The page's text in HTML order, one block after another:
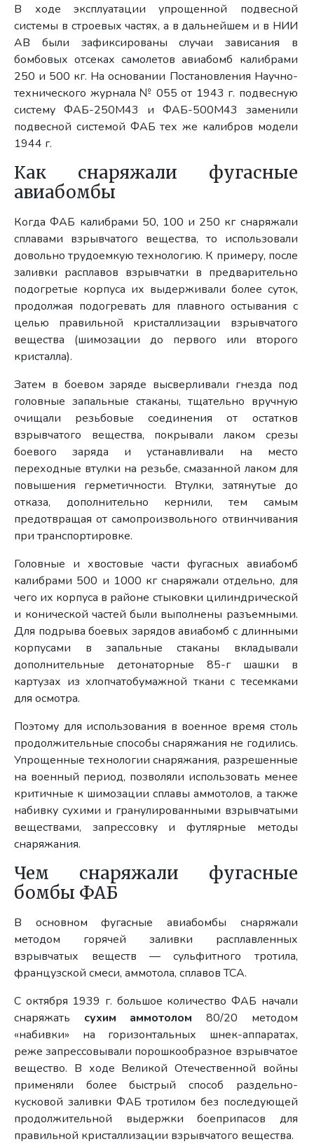
В ходе эксплуатации упрощенной подвесной
системы в строевых частях, а в дальнейшем и в НИИ
АВ были зафиксированы случаи зависания в
бомбовых отсеках самолетов авиабомб калибрами
250 и 500 кг. На основании Постановления Научно-
технического журнала № 055 от 1943 г. подвесную
систему ФАБ-250М43 и ФАБ-500М43 заменили
подвесной системой ФАБ тех же калибров модели
1944 г.
Как снаряжали фугасные
авиабомбы
Когда ФАБ калибрами 50, 100 и 250 кг снаряжали
сплавами взрывчатого вещества, то использовали
довольно трудоемкую технологию. К примеру, после
заливки расплавов взрывчатки в предварительно
подогретые корпуса их выдерживали более суток,
продолжая подогревать для плавного остывания с
целью правильной кристаллизации взрывчатого
вещества (шимозации до первого или второго
кристалла).
Затем в боевом заряде высверливали гнезда под
головные запальные стаканы, тщательно вручную
очищали резьбовые соединения от остатков
взрывчатого вещества, покрывали лаком срезы
боевого заряда и устанавливали на место
переходные втулки на резьбе, смазанной лаком для
повышения герметичности. Втулки, затянутые до
отказа, дополнительно кернили, тем самым
предотвращая от самопроизвольного отвинчивания
при транспортировке.
Головные и хвостовые части фугасных авиабомб
калибрами 500 и 1000 кг снаряжали отдельно, для
чего их корпуса в районе стыковки цилиндрической
и конической частей были выполнены разъемными.
Для подрыва боевых зарядов авиабомб с длинными
корпусами в запальные стаканы вкладывали
дополнительные детонаторные 85-г шашки в
картузах из хлопчатобумажной ткани с тесемками
для осмотра.
Поэтому для использования в военное время столь
продолжительные способы снаряжания не годились.
Упрощенные технологии снаряжания, разрешенные
на военный период, позволяли использовать менее
критичные к шимозации сплавы аммотолов, а также
набивку сухими и гранулированными взрывчатыми
веществами, запрессовку и футлярные методы
снаряжания.
Чем снаряжали фугасные
бомбы ФАБ
В основном фугасные авиабомбы снаряжали
методом горячей заливки расплавленных
взрывчатых веществ — сульфитного тротила,
французской смеси, аммотола, сплавов ТСА.
С октября 1939 г. большое количество ФАБ начали
снаряжать сухим аммотолом 80/20 методом
«набивки» на горизонтальных шнек-аппаратах,
реже запрессовывали порошкообразное взрывчатое
вещество. В ходе Великой Отечественной войны
применяли более быстрый способ раздельно-
кусковой заливки ФАБ тротилом без последующей
продолжительной выдержки боеприпасов для
правильной кристаллизации взрывчатого вещества.